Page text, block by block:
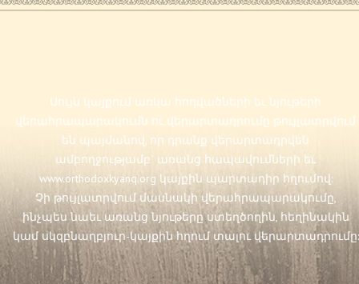
Սույն կայքում առկա հոդվածների եւ նյութերի
վերահրապարակումն ու վերարտադրումը թույլատրվում
են պայմանով, որ դրանք վերարտադրվեն
ամբողջությամբ` առանց հապավումների եւ
www.orthodoxkyanq.org կայքին պարտադիր հղումով:
Չի թույլատրվում մասնակի վերահրապարակումը,
ինչպես նաեւ առանց նյութերը ստեղծողին, հեղինակին
կամ սկզբնաղբյուր-կայքին հղում տալու վերարտադրումը: